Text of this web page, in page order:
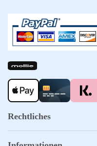
Rechtliches